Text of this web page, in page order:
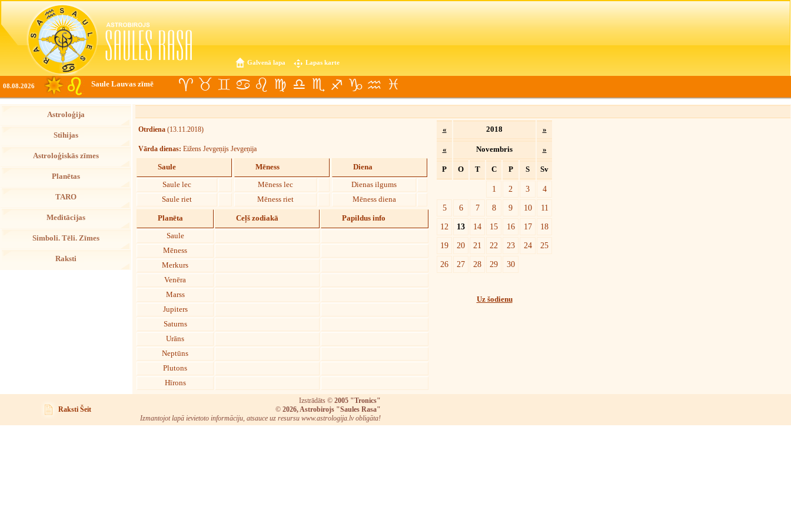
Galvenā lapa Lapas karte
08.08.2026 Saule Lauvas zīmē
Astroloģija
Stihijas
Astroloģiskās zīmes
Planētas
TARO
Meditācijas
Simboli. Tēli. Zīmes
Raksti
Otrdiena (13.11.2018)
Vārda dienas: Eižens Jevgeņijs Jevgeņija
Saule
Saule lec
Saule riet
Mēness
Mēness lec
Mēness riet
Diena
Dienas ilgums
Mēness diena
Planēta Ceļš zodiakā Papildus info
Saule
Mēness
Merkurs
Venēra
Marss
Jupiters
Saturns
Urāns
Neptūns
Plutons
Hīrons
« 2018 »
« Novembris »
P O T C P S Sv
1 2 3
4
5
6 7 8 9 10
11
12
13 14 15 16 17
18
19
20 21 22 23 24
25
26
27 28 29 30
Uz šodienu
Raksti Šeit
Izstrādāts © 2005 "Tronics"
© 2026, Astrobirojs "Saules Rasa"
Izmantojot lapā ievietoto informāciju, atsauce uz resursu www.astrologija.lv obligāta!